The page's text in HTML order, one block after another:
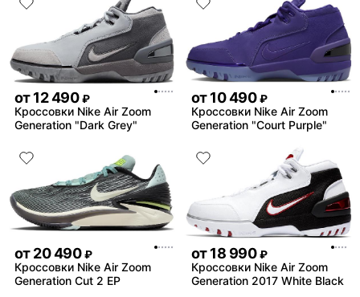
от12 490 ₽
Кроссовки Nike Air Zoom
Generation "Dark Grey"
от10 490 ₽
Кроссовки Nike Air Zoom
Generation "Court Purple"
от20 490 ₽
Кроссовки Nike Air Zoom
Generation Cut 2 EP
от18 990 ₽
Кроссовки Nike Air Zoom
Generation 2017 White Black